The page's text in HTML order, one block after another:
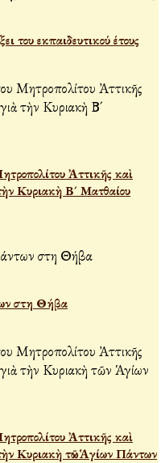
του εκπαιδευτικού έτους
Ἀττικῆς καὶ
Κυριακὴ Β´ Ματθαίου
στη Θήβα
Ἀττικῆς καὶ
Κυριακὴ τῶν Ἁγίων Πάντων